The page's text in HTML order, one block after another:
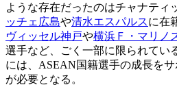
ような存在だったのはチャナティ
ッチェ広島や清水エスパルスに在
ヴィッセル神戸や横浜Ｆ・マリノ
選手など、ごく一部に限られてい
には、ASEAN国籍選手の成長を
が必要となる。